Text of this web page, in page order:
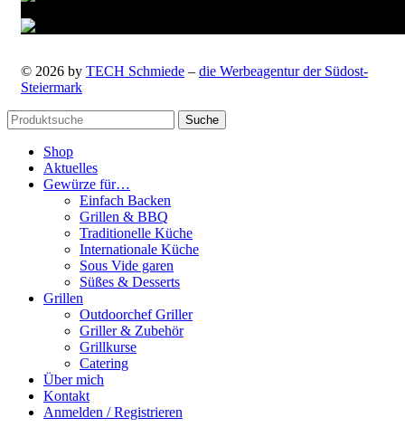
© 2026 by TECH Schmiede – die Werbeagentur der Südost-
Steiermark
Suche
Shop
Aktuelles
Gewürze für…
Einfach Backen
Grillen & BBQ
Traditionelle Küche
Internationale Küche
Sous Vide garen
Süßes & Desserts
Grillen
Outdoorchef Griller
Griller & Zubehör
Grillkurse
Catering
Über mich
Kontakt
Anmelden / Registrieren